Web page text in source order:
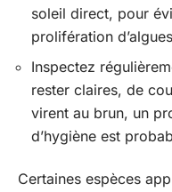
soleil direct, pour
prolifération
Inspectez
rester claires, de
virent au brun, un
d’hygiène est
Certaines espèces